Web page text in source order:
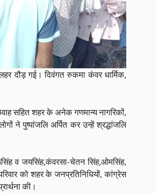
दौड़ गई। दिवंगत रुकमा कंवर धार्मिक,
सहित शहर के अनेक गणमान्य नागरिकों,
ने पुष्पांजलि अर्पित कर उन्हें श्रद्धांजलि
व जयसिंह,कंवरसा-चेतन सिंह,ओमसिंह,
को शहर के जनप्रतिनिधियों, कांग्रेस
की।